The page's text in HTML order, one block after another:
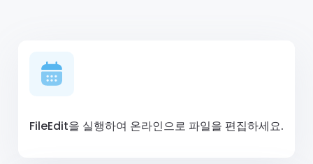
FileEdit을 실행하여 온라인으로 파일을 편집하세요.